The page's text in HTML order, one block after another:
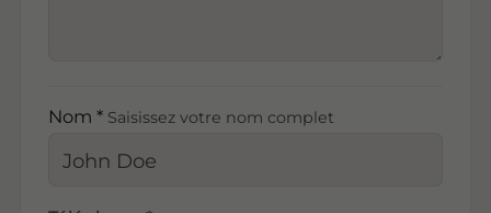
Nom * Saisissez votre nom complet